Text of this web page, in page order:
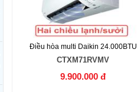
Điều hòa multi Daikin 24.000BTU
CTXM71RVMV
9.900.000 đ